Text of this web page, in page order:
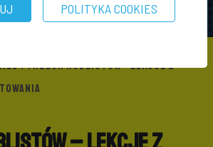
\ TRZECH NOBLISTÓW - LEKCJE Z
POLITYKA COOKIES